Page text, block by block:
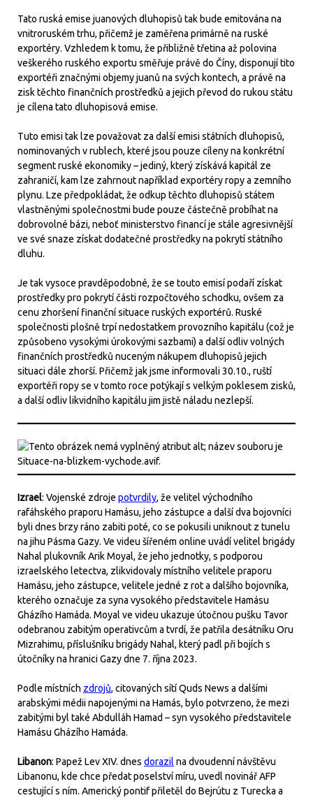
Tato ruská emise juanových dluhopisů tak bude emitována na
vnitroruském trhu, přičemž je zaměřena primárně na ruské
exportéry. Vzhledem k tomu, že přibližně třetina až polovina
veškerého ruského exportu směřuje právě do Číny, disponují tito
exportéři značnými objemy juanů na svých kontech, a právě na
zisk těchto finančních prostředků a jejich převod do rukou státu
je cílena tato dluhopisová emise.
Tuto emisi tak lze považovat za další emisi státních dluhopisů,
nominovaných v rublech, které jsou pouze cíleny na konkrétní
segment ruské ekonomiky – jediný, který získává kapitál ze
zahraničí, kam lze zahrnout například exportéry ropy a zemního
plynu. Lze předpokládat, že odkup těchto dluhopisů státem
vlastněnými společnostmi bude pouze částečně probíhat na
dobrovolné bázi, neboť ministerstvo financí je stále agresivnější
ve své snaze získat dodatečné prostředky na pokrytí státního
dluhu.
Je tak vysoce pravděpodobné, že se touto emisí podaří získat
prostředky pro pokrytí části rozpočtového schodku, ovšem za
cenu zhoršení finanční situace ruských exportérů. Ruské
společnosti plošně trpí nedostatkem provozního kapitálu (což je
způsobeno vysokými úrokovými sazbami) a další odliv volných
finančních prostředků nuceným nákupem dluhopisů jejich
situaci dále zhorší. Přičemž jak jsme informovali 30.10., ruští
exportéři ropy se v tomto roce potýkají s velkým poklesem zisků,
a další odliv likvidního kapitálu jim jistě náladu nezlepší.
Izrael: Vojenské zdroje potvrdily, že velitel východního
rafáhského praporu Hamásu, jeho zástupce a další dva bojovníci
byli dnes brzy ráno zabiti poté, co se pokusili uniknout z tunelu
na jihu Pásma Gazy. Ve videu šířeném online uvádí velitel brigády
Nahal plukovník Arik Moyal, že jeho jednotky, s podporou
izraelského letectva, zlikvidovaly místního velitele praporu
Hamásu, jeho zástupce, velitele jedné z rot a dalšího bojovníka,
kterého označuje za syna vysokého představitele Hamásu
Gházího Hamáda. Moyal ve videu ukazuje útočnou pušku Tavor
odebranou zabitým operativcům a tvrdí, že patřila desátníku Oru
Mizrahimu, příslušníku brigády Nahal, který padl při bojích s
útočníky na hranici Gazy dne 7. října 2023.
Podle místních zdrojů, citovaných sítí Quds News a dalšími
arabskými médii napojenými na Hamás, bylo potvrzeno, že mezi
zabitými byl také Abdulláh Hamad – syn vysokého představitele
Hamásu Gházího Hamáda.
Libanon: Papež Lev XIV. dnes dorazil na dvoudenní návštěvu
Libanonu, kde chce předat poselství míru, uvedl novinář AFP
cestující s ním. Americký pontif přiletěl do Bejrútu z Turecka a